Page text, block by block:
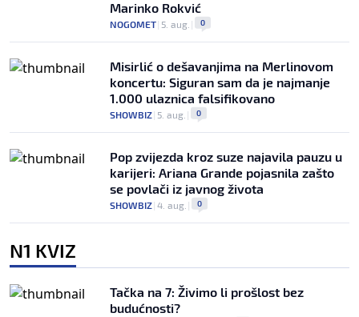
Marinko Rokvić
NOGOMET| 5. aug. | 0
Misirlić o dešavanjima na Merlinovom
koncertu: Siguran sam da je najmanje
1.000 ulaznica falsifikovano
SHOWBIZ| 5. aug. | 0
Pop zvijezda kroz suze najavila pauzu u
karijeri: Ariana Grande pojasnila zašto
se povlači iz javnog života
SHOWBIZ| 4. aug. | 0
N1 KVIZ
Tačka na 7: Živimo li prošlost bez
budućnosti?